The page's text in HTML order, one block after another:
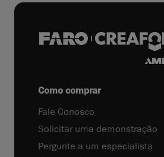
Como comprar
Fale Conosco
Solicitar uma demonstração
Pergunte a um especialista